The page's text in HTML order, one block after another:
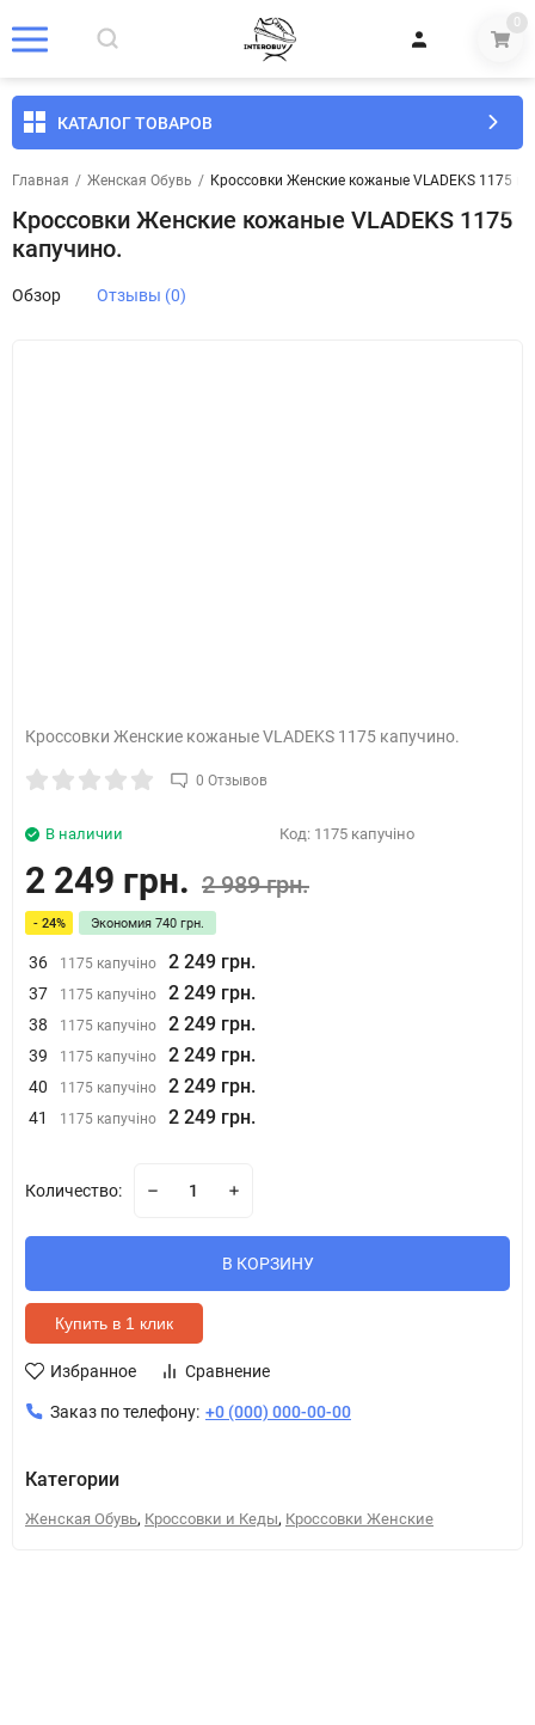
0
КАТАЛОГ ТОВАРОВ
Главная / Женская Обувь / Кроссовки Женские кожаные VLADEKS 1175
Кроссовки Женские кожаные VLADEKS 1175
капучино.
Обзор Отзывы (0)
Кроссовки Женские кожаные VLADEKS 1175 капучино.
0 Отзывов
В наличии Код: 1175 капучіно
2 249 грн. 2 989 грн.
- 24% Экономия 740 грн.
36 1175 капучіно 2 249 грн.
37 1175 капучіно 2 249 грн.
38 1175 капучіно 2 249 грн.
39 1175 капучіно 2 249 грн.
40 1175 капучіно 2 249 грн.
41 1175 капучіно 2 249 грн.
Количество:
В КОРЗИНУ
Купить в 1 клик
Избранное Сравнение
Заказ по телефону: +0 (000) 000-00-00
Категории
Женская Обувь, Кроссовки и Кеды, Кроссовки Женские